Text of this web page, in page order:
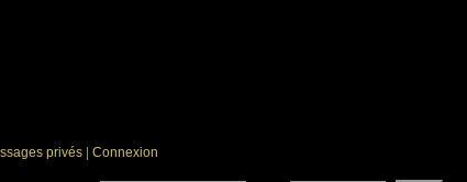
privés Connexion